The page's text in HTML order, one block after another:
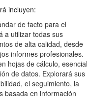
incluyen:
de facto para el
a utilizar todas sus
de alta calidad, desde
informes profesionales.
hojas de cálculo, esencial
de datos. Explorará sus
el seguimiento, la
basada en información